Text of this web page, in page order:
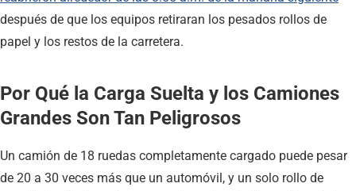
después de que los equipos retiraran los pesados rollos de
papel y los restos de la carretera.
Por Qué la Carga Suelta y los Camiones
Grandes Son Tan Peligrosos
Un camión de 18 ruedas completamente cargado puede pesar
de 20 a 30 veces más que un automóvil, y un solo rollo de